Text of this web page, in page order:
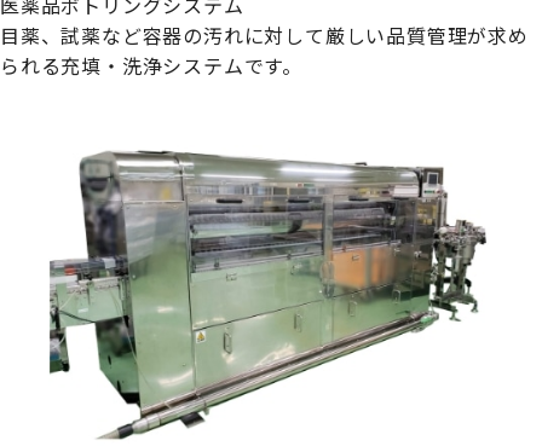
目薬、試薬など容器の汚れに対して厳しい品質管理が求め
られる充填・洗浄システムです。